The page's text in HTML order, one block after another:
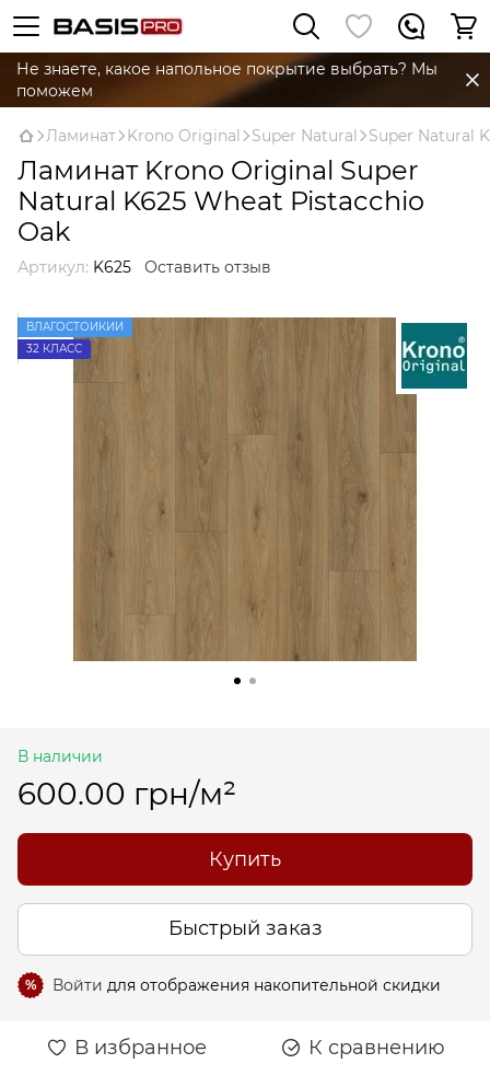
Не знаете, какое напольное покрытие выбрать? Мы
поможем
Ламинат Krono Original Super Natural Super Natural
Ламинат Krono Original Super
Natural K625 Wheat Pistacchio
Oak
Артикул: K625 Оставить отзыв
ВЛАГОСТОЙКИЙ
32 КЛАСС
В наличии
600.00 грн/м²
Купить
Быстрый заказ
% Войти для отображения накопительной скидки
В избранное К сравнению